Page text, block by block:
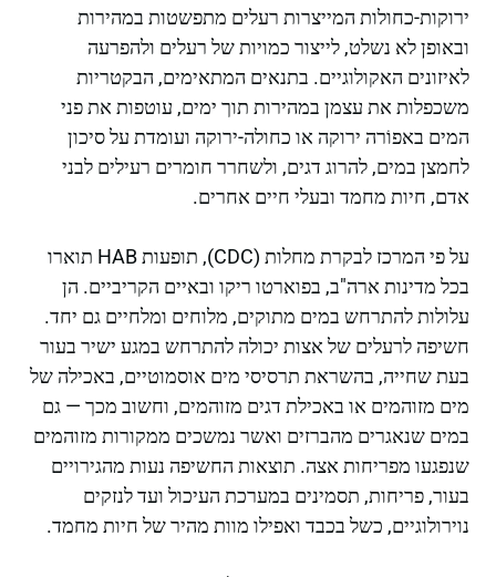
ירוקות-כחולות המייצרות רעלים מתפשטות במהירות
ובאופן לא נשלט, לייצור כמויות של רעלים ולהפרעה
לאיזונים האקולוגיים. בתנאים המתאימים, הבקטריות
משכפלות את עצמן במהירות תוך ימים, עוטפות את פני
המים באפוֹרה ירוקה או כחולה-ירוקה ועומדת על סיכון
לחמצן במים, להרוג דגים, ולשחרר חומרים רעילים לבני
אדם, חיות מחמד ובעלי חיים אחרים.
על פי המרכז לבקרת מחלות (CDC), תופעות HAB תוארו
בכל מדינות ארה"ב, בפוארטו ריקו ובאיים הקריביים. הן
עלולות להתרחש במים מתוקים, מלוחים ומלחיים גם יחד.
חשיפה לרעלים של אצות יכולה להתרחש במגע ישיר בעור
בעת שחייה, בהשראת תרסיסי מים אוסמוטיים, באכילה של
מים מזוהמים או באכילת דגים מזוהמים, וחשוב מכך — גם
במים שנאגרים מהברזים ואשר נמשכים ממקורות מזוהמים
שנפגעו מפריחות אצה. תוצאות החשיפה נעות מהגירויים
בעור, פריחות, תסמינים במערכת העיכול ועד לנזקים
נוירולוגיים, כשל בכבד ואפילו מוות מהיר של חיות מחמד.